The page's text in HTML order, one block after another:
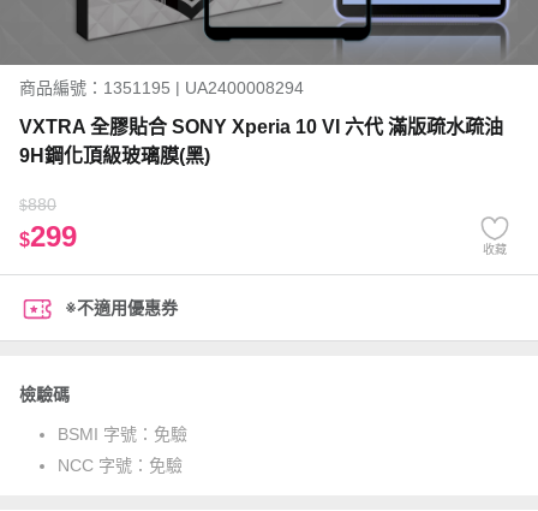
商品編號：1351195 | UA2400008294
VXTRA 全膠貼合 SONY Xperia 10 VI 六代 滿版疏水疏油
9H鋼化頂級玻璃膜(黑)
$880
$299 收藏
※不適用優惠券
檢驗碼
BSMI 字號： 免驗
NCC 字號： 免驗